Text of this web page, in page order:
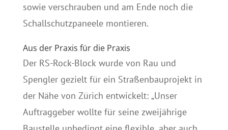
sowie verschrauben und am Ende noch die
Schallschutzpaneele montieren.
Aus der Praxis für die Praxis
Der RS-Rock-Block wurde von Rau und
Spengler gezielt für ein Straßenbauprojekt in
der Nähe von Zürich entwickelt: „Unser
Auftraggeber wollte für seine zweijährige